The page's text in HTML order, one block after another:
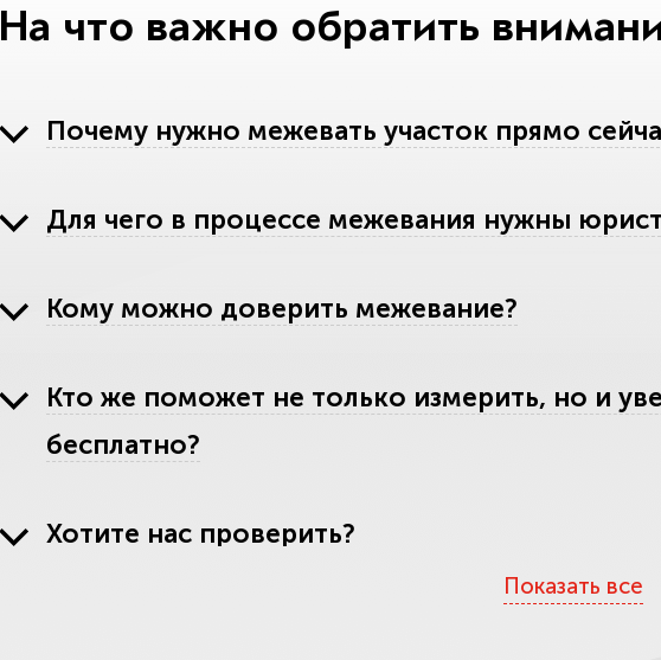
На что важно обратить
Почему нужно межевать участок прямо
Для чего в процессе межевания нужны
Кому можно доверить межевание?
Кто же поможет не только измерить, но и
бесплатно?
Хотите нас проверить?
Показать все